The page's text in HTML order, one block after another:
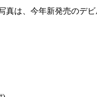
は、今年新発売のデビ